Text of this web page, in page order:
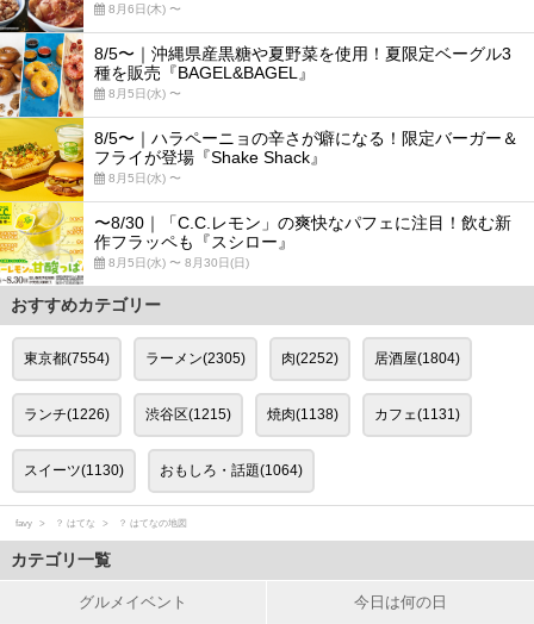
8月6日(木) 〜
8/5〜｜沖縄県産黒糖や夏野菜を使用！夏限定ベーグル3
種を販売『BAGEL&BAGEL』
8月5日(水) 〜
8/5〜｜ハラペーニョの辛さが癖になる！限定バーガー＆
フライが登場『Shake Shack』
8月5日(水) 〜
〜8/30｜「C.C.レモン」の爽快なパフェに注目！飲む新
作フラッペも『スシロー』
8月5日(水) 〜 8月30日(日)
おすすめカテゴリー
東京都(7554) ラーメン(2305) 肉(2252) 居酒屋(1804)
ランチ(1226) 渋谷区(1215) 焼肉(1138) カフェ(1131)
スイーツ(1130) おもしろ・話題(1064)
favy ？ はてな ？ はてなの地図
カテゴリ一覧
グルメイベント 今日は何の日